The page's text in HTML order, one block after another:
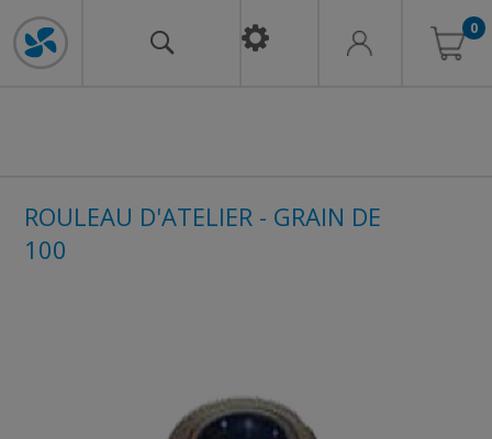
0
ROULEAU D'ATELIER - GRAIN DE
100